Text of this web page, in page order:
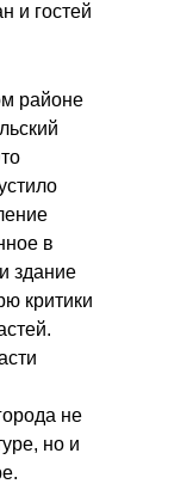
и гостей
районе
в
здание
критики
не
но и